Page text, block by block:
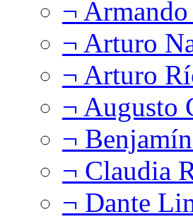
¬
¬ Arturo
¬ Arturo
¬ Augusto
¬
¬ Claudia
¬ Dante